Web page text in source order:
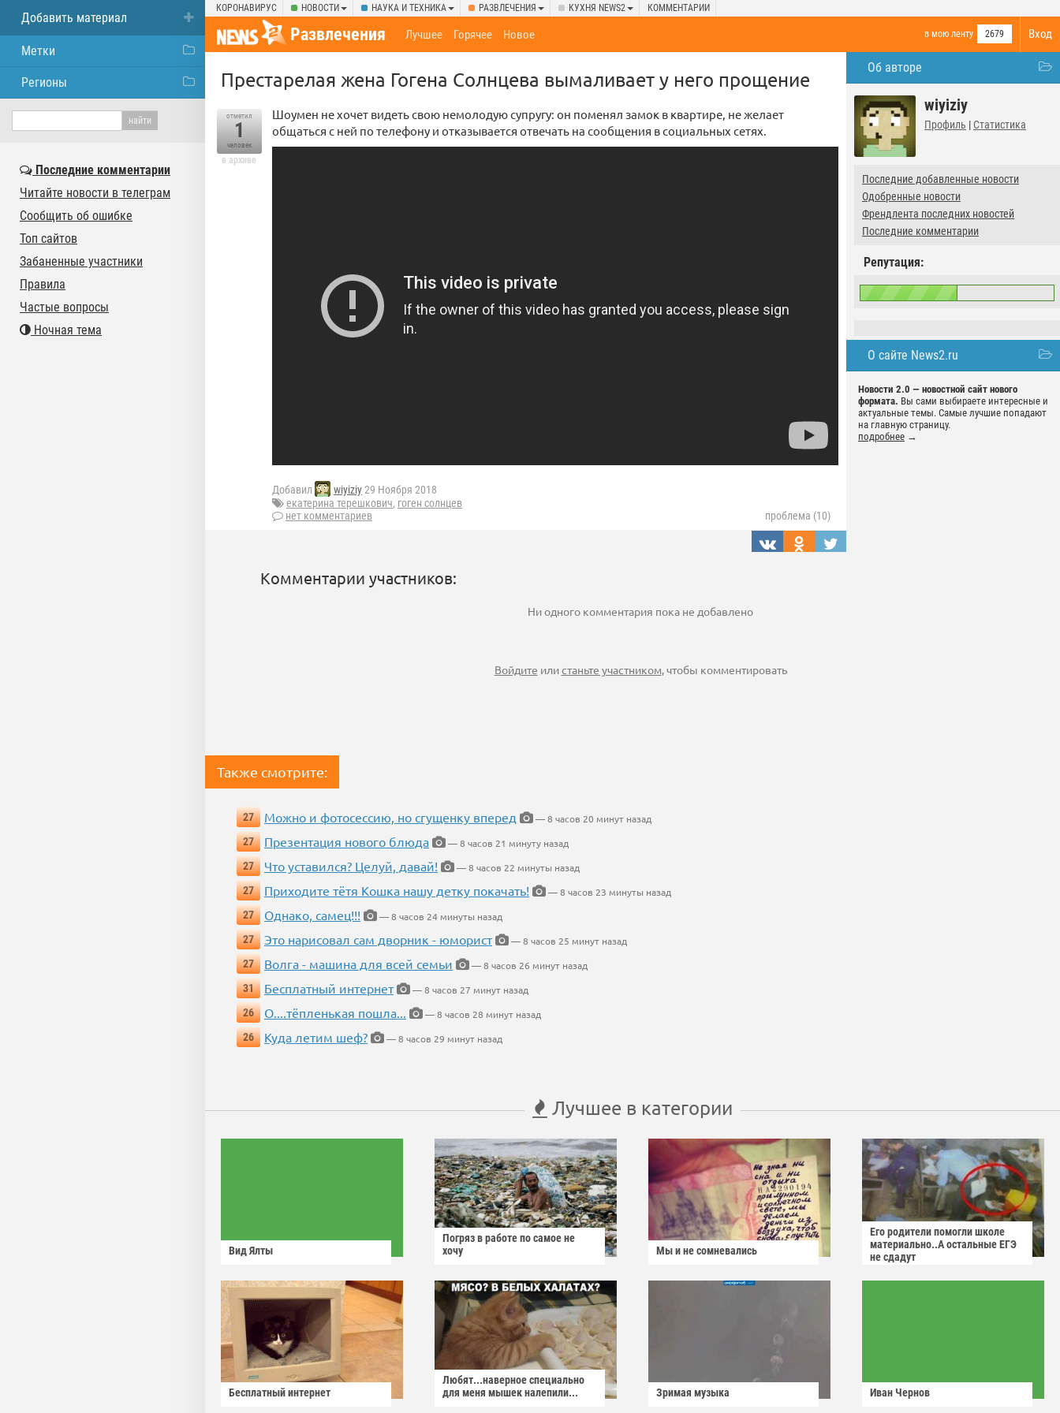
КОРОНАВИРУС НОВОСТИ НАУКА И ТЕХНИКА РАЗВЛЕЧЕНИЯ КУХНЯ NEWS2 КОММЕНТАРИИ
Вход
Развлечения в мою ленту 2679
Лучшее Горячее Новое
Об авторе
wiyiziy
Профиль | Статистика
Последние добавленные новости
Одобренные новости
Френдлента последних новостей
Последние комментарии
Репутация:
О сайте News2.ru
Новости 2.0 — новостной сайт нового
формата. Вы сами выбираете интересные и
актуальные темы. Самые лучшие попадают
на главную страницу.
подробнее →
Престарелая жена Гогена Солнцева вымаливает у него прощение
отметил
1
человек
в архиве
Шоумен не хочет видеть свою немолодую супругу: он поменял замок в квартире, не желает
общаться с ней по телефону и отказывается отвечать на сообщения в социальных сетях.
Добавил wiyiziy29 Ноября 2018
екатерина терешкович, гоген солнцев
нет комментариев
проблема (10)
Комментарии участников:
Ни одного комментария пока не добавлено
Войдите илистаньте участником, чтобы комментировать
Также смотрите:
27 Можно и фотосессию, но сгущенку вперед
— 8 часов 20 минут назад
27
Презентация нового блюда
— 8 часов 21 минуту назад
27
Что уставился? Целуй, давай!
— 8 часов 22 минуты назад
27
Приходите тётя Кошка нашу детку покачать!
— 8 часов 23 минуты назад
27
Однако, самец!!!
— 8 часов 24 минуты назад
27
Это нарисовал сам дворник - юморист
— 8 часов 25 минут назад
27
Волга - машина для всей семьи
— 8 часов 26 минут назад
31
Бесплатный интернет
— 8 часов 27 минут назад
26
О....тёпленькая пошла...
— 8 часов 28 минут назад
26
Куда летим шеф? — 8 часов 29 минут назад
Лучшее в категории
Вид Ялты
Погряз в работе по самое не
хочу
Мы и не сомневались
Его родители помогли школе
материально..А остальные ЕГЭ
не сдадут
Бесплатный интернет
Любят...наверное специально
для меня мышек налепили...
Зримая музыка Иван Чернов
Добавить материал
Метки
Регионы
Последние комментарии
Читайте новости в телеграм
Сообщить об ошибке
Топ сайтов
Забаненные участники
Правила
Частые вопросы
Ночная тема